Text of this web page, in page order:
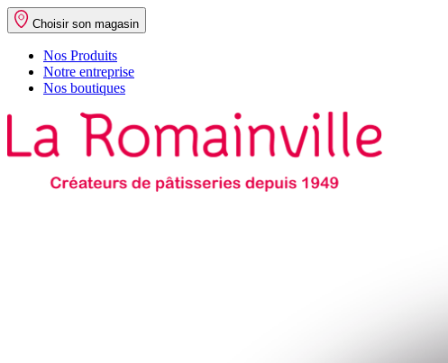
Choisir son magasin
Nos Produits
Notre entreprise
Nos boutiques